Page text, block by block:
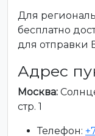
Для
бесплатно
для отправки
Адрес
Москва:
стр. 1
Телефон: